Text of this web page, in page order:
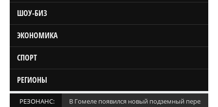
ШОУ-БИЗ
ЭКОНОМИКА
СПОРТ
РЕГИОНЫ
РЕЗОНАНС: В Гомеле появился новый подземный переход